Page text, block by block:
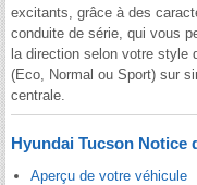
excitants, grâce à des
conduite de série, qui vous
la direction selon votre style
(Eco, Normal ou Sport) sur
centrale.
Hyundai Tucson Notice
Aperçu de votre véhicule